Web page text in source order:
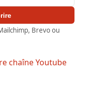
Brevo ou